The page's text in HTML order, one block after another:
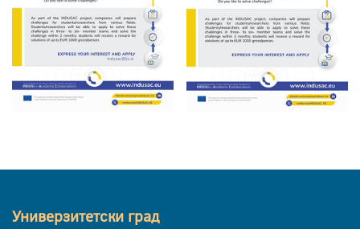
Универзитетски град